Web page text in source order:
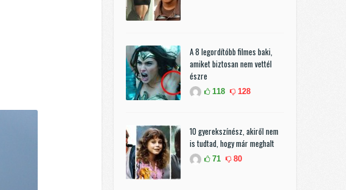
A 8 legordítóbb filmes baki,
amiket biztosan nem vettél
észre
118 128
10 gyerekszínész, akiről nem
is tudtad, hogy már meghalt
71 80